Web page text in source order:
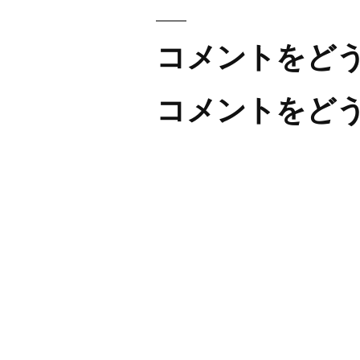
コメントをど
コメントをど